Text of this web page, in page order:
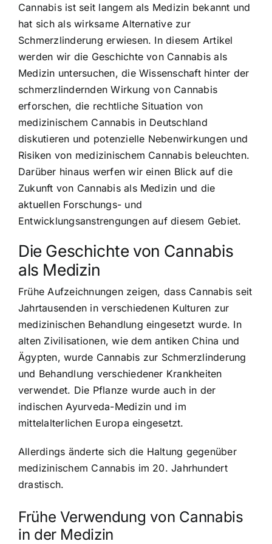
Cannabis ist seit langem als Medizin bekannt und
hat sich als wirksame Alternative zur
Schmerzlinderung erwiesen. In diesem Artikel
werden wir die Geschichte von Cannabis als
Medizin untersuchen, die Wissenschaft hinter der
schmerzlindernden Wirkung von Cannabis
erforschen, die rechtliche Situation von
medizinischem Cannabis in Deutschland
diskutieren und potenzielle Nebenwirkungen und
Risiken von medizinischem Cannabis beleuchten.
Darüber hinaus werfen wir einen Blick auf die
Zukunft von Cannabis als Medizin und die
aktuellen Forschungs- und
Entwicklungsanstrengungen auf diesem Gebiet.
Die Geschichte von Cannabis
als Medizin
Frühe Aufzeichnungen zeigen, dass Cannabis seit
Jahrtausenden in verschiedenen Kulturen zur
medizinischen Behandlung eingesetzt wurde. In
alten Zivilisationen, wie dem antiken China und
Ägypten, wurde Cannabis zur Schmerzlinderung
und Behandlung verschiedener Krankheiten
verwendet. Die Pflanze wurde auch in der
indischen Ayurveda-Medizin und im
mittelalterlichen Europa eingesetzt.
Allerdings änderte sich die Haltung gegenüber
medizinischem Cannabis im 20. Jahrhundert
drastisch.
Frühe Verwendung von Cannabis
in der Medizin